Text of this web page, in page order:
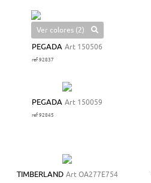
Ver colores (2)
PEGADA Art 150506
ref 92837
PEGADA Art 150059
ref 92845
TIMBERLAND Art OA277E754